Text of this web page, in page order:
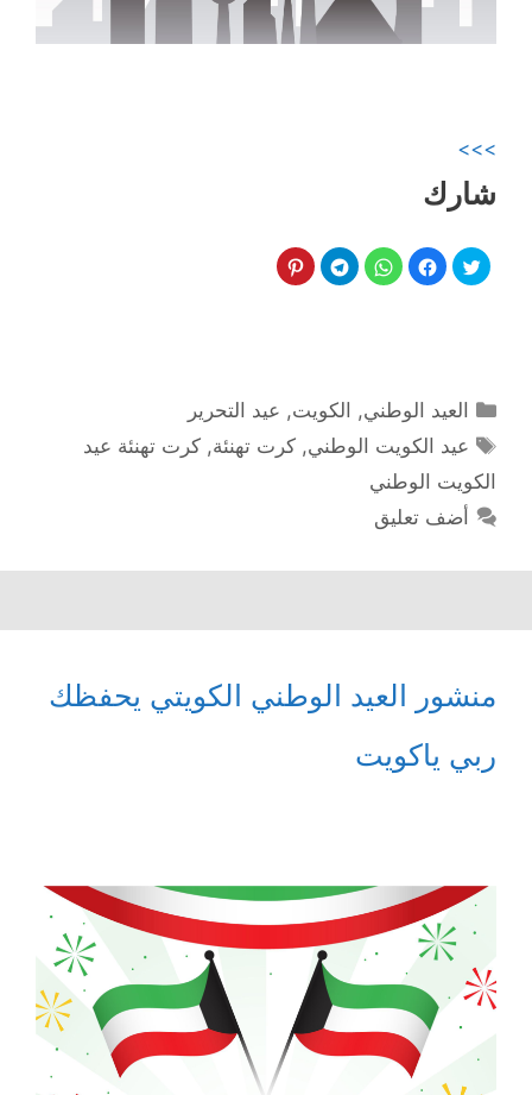
>>>
شارك
التصنيفات
العيد الوطني, الكويت, عيد التحرير
الوسوم
عيد الكويت الوطني,كرت تهنئة,كرت تهنئة عيد
الكويت الوطني
أضف تعليق
منشور العيد الوطني الكويتي يحفظك
ربي ياكويت